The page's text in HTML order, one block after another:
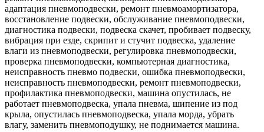
адаптация пневмоподвески, ремонт пневмоамортизатора,
восстановление подвески, обслуживание пневмоподвески,
диагностика подвески, подвеска скачет, пробивает подвеску,
вибрация при езде, скрипит и стучит подвеска, удаление
влаги из пневмоподвески, регулировка пневмоподвески,
проверка пневмоподвески, компьютерная диагностика,
неисправность пневмо подвески, ошибка пневмоподвески,
неисправность пневмоподвески, ремонт пневмоподвески,
профилактика пневмоподвески, машина опустилась, не
работает пневмоподвеска, упала пневма, шипение из под
крыла, опустилась пневмоподвеска, упала морда, убрать
влагу, заменить пневмоподушку, не поднимается машина.